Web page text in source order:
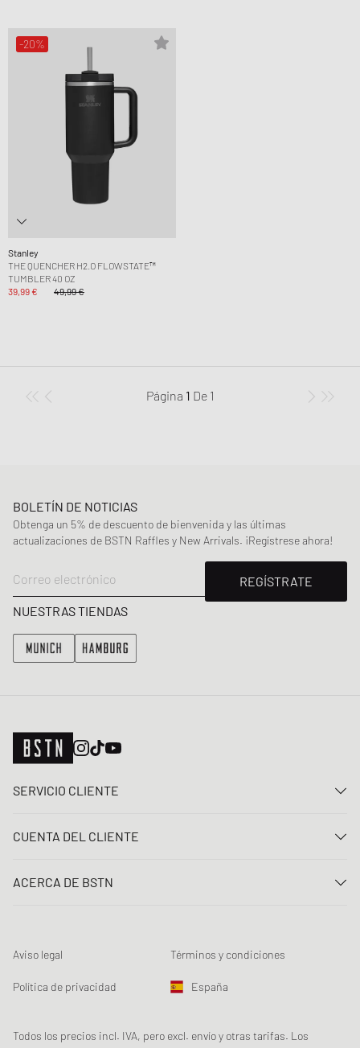
-20%
Stanley
THE QUENCHER H2.O FLOWSTATE™
TUMBLER 40 OZ
39,99 €
49,99 €
Página 1 De 1
BOLETÍN DE NOTICIAS
Obtenga un 5% de descuento de bienvenida y las últimas
actualizaciones de BSTN Raffles y New Arrivals. ¡Regístrese ahora!
Correo electrónico
REGÍSTRATE
NUESTRAS TIENDAS
SERVICIO CLIENTE
Preguntas frecuentes
Loyalty Program
Seguridad del producto
CUENTA DEL CLIENTE
Registro
Registro para el boletín de noticias
Rastreo de los datos
ACERCA DE BSTN
Chronicles
Sustainability
Descuento estudiante: Studentbeans
Aviso legal Términos y condiciones
Política de privacidad España
Todos los precios incl. IVA, pero excl. envío y otras tarifas. Los